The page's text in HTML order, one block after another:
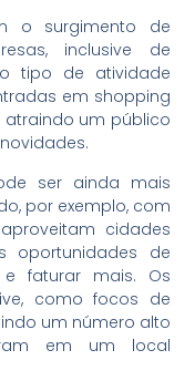
o surgimento de
inclusive de
tipo de atividade
em shopping
atraindo um público
ser ainda mais
por exemplo, com
cidades
oportunidades de
e faturar mais. Os
como focos de
um número alto
em um local